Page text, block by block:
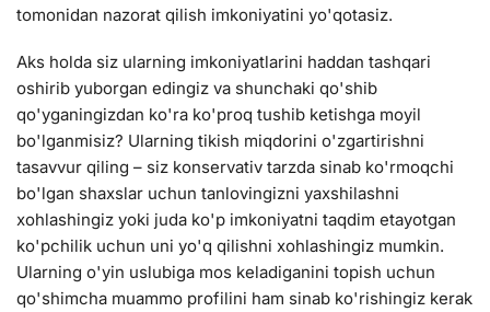
tomonidan nazorat qilish imkoniyatini yo'qotasiz.
Aks holda siz ularning imkoniyatlarini haddan tashqari
oshirib yuborgan edingiz va shunchaki qo'shib
qo'yganingizdan ko'ra ko'proq tushib ketishga moyil
bo'lganmisiz? Ularning tikish miqdorini o'zgartirishni
tasavvur qiling – siz konservativ tarzda sinab ko'rmoqchi
bo'lgan shaxslar uchun tanlovingizni yaxshilashni
xohlashingiz yoki juda ko'p imkoniyatni taqdim etayotgan
ko'pchilik uchun uni yo'q qilishni xohlashingiz mumkin.
Ularning o'yin uslubiga mos keladiganini topish uchun
qo'shimcha muammo profilini ham sinab ko'rishingiz kerak